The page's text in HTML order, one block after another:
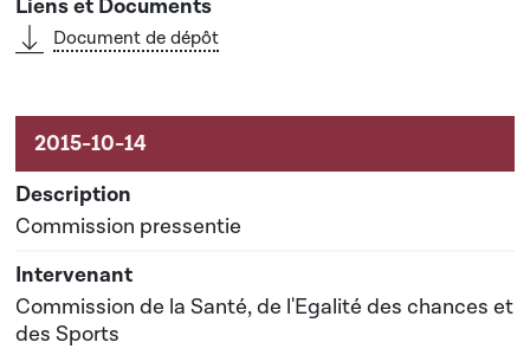
Document de dépôt
Commission pressentie
Commission de la Santé, de l'Egalité des chances et
des Sports